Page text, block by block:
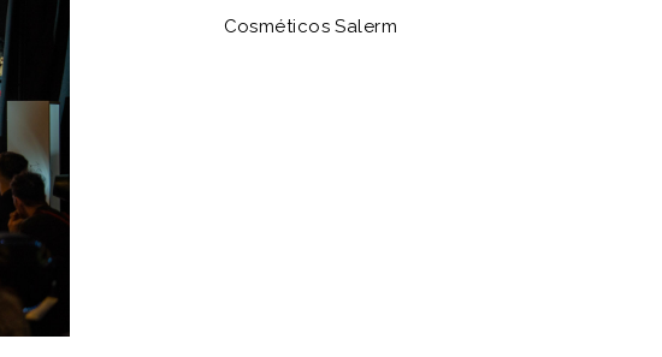
Cosméticos Salerm